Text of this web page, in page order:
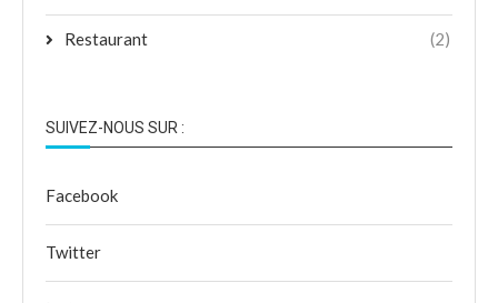
Restaurant (2)
SUIVEZ-NOUS SUR :
Facebook
Twitter